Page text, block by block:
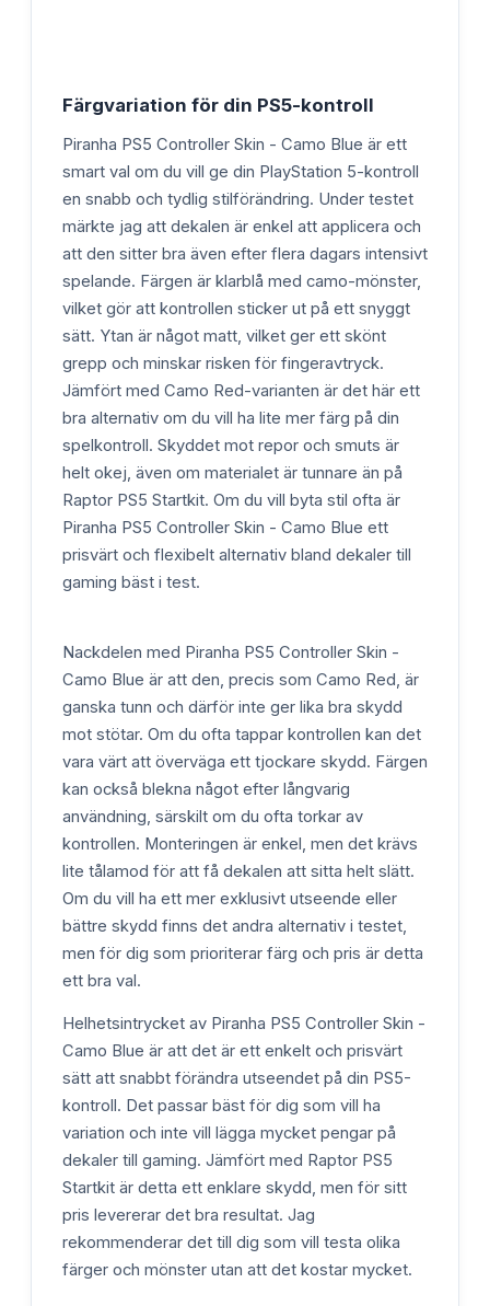
Färgvariation för din PS5-kontroll
Piranha PS5 Controller Skin - Camo Blue är ett
smart val om du vill ge din PlayStation 5-kontroll
en snabb och tydlig stilförändring. Under testet
märkte jag att dekalen är enkel att applicera och
att den sitter bra även efter flera dagars intensivt
spelande. Färgen är klarblå med camo-mönster,
vilket gör att kontrollen sticker ut på ett snyggt
sätt. Ytan är något matt, vilket ger ett skönt
grepp och minskar risken för fingeravtryck.
Jämfört med Camo Red-varianten är det här ett
bra alternativ om du vill ha lite mer färg på din
spelkontroll. Skyddet mot repor och smuts är
helt okej, även om materialet är tunnare än på
Raptor PS5 Startkit. Om du vill byta stil ofta är
Piranha PS5 Controller Skin - Camo Blue ett
prisvärt och flexibelt alternativ bland dekaler till
gaming bäst i test.
Nackdelen med Piranha PS5 Controller Skin -
Camo Blue är att den, precis som Camo Red, är
ganska tunn och därför inte ger lika bra skydd
mot stötar. Om du ofta tappar kontrollen kan det
vara värt att överväga ett tjockare skydd. Färgen
kan också blekna något efter långvarig
användning, särskilt om du ofta torkar av
kontrollen. Monteringen är enkel, men det krävs
lite tålamod för att få dekalen att sitta helt slätt.
Om du vill ha ett mer exklusivt utseende eller
bättre skydd finns det andra alternativ i testet,
men för dig som prioriterar färg och pris är detta
ett bra val.
Helhetsintrycket av Piranha PS5 Controller Skin -
Camo Blue är att det är ett enkelt och prisvärt
sätt att snabbt förändra utseendet på din PS5-
kontroll. Det passar bäst för dig som vill ha
variation och inte vill lägga mycket pengar på
dekaler till gaming. Jämfört med Raptor PS5
Startkit är detta ett enklare skydd, men för sitt
pris levererar det bra resultat. Jag
rekommenderar det till dig som vill testa olika
färger och mönster utan att det kostar mycket.